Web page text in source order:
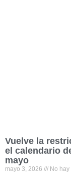
Vuelve la
el calendario
mayo
mayo 3, 2026 No